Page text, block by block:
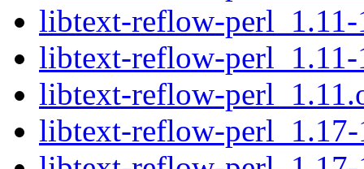
libtext-reflow-
libtext-reflow-
libtext-reflow-
libtext-reflow-